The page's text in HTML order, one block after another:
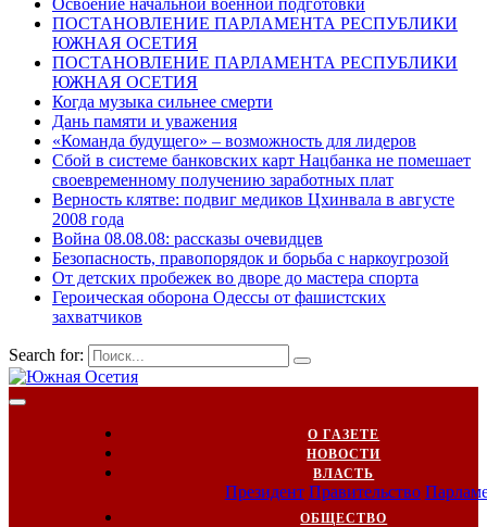
Освоение начальной военной подготовки
ПОСТАНОВЛЕНИЕ ПАРЛАМЕНТА РЕСПУБЛИКИ
ЮЖНАЯ ОСЕТИЯ
ПОСТАНОВЛЕНИЕ ПАРЛАМЕНТА РЕСПУБЛИКИ
ЮЖНАЯ ОСЕТИЯ
Когда музыка сильнее смерти
Дань памяти и уважения
«Команда будущего» – возможность для лидеров
Сбой в системе банковских карт Нацбанка не помешает
своевременному получению заработных плат
Верность клятве: подвиг медиков Цхинвала в августе
2008 года
Война 08.08.08: рассказы очевидцев
Безопасность, правопорядок и борьба с наркоугрозой
От детских пробежек во дворе до мастера спорта
Героическая оборона Одессы от фашистских
захватчиков
Search for:
О ГАЗЕТЕ
НОВОСТИ
ВЛАСТЬ
Президент Правительство
ОБЩЕСТВО